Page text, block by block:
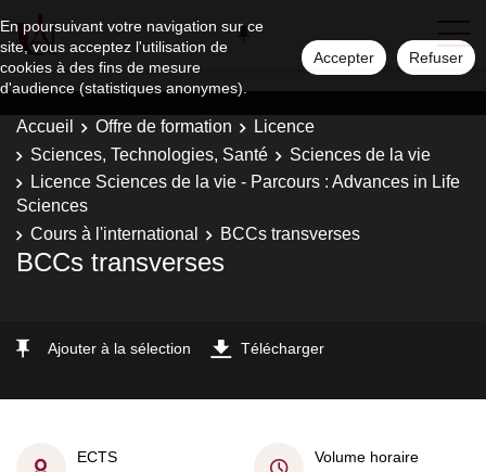
En poursuivant votre navigation sur ce
site, vous acceptez l'utilisation de
cookies à des fins de mesure
d'audience (statistiques anonymes).
Accepter Refuser
Accueil Offre de formation
Licence
Sciences, Technologies, Santé
Sciences de la vie
Licence Sciences de la vie - Parcours : Advances in Life
Sciences
Cours à l'international
BCCs transverses
BCCs transverses
Ajouter à la sélection Télécharger
ECTS
Volume horaire